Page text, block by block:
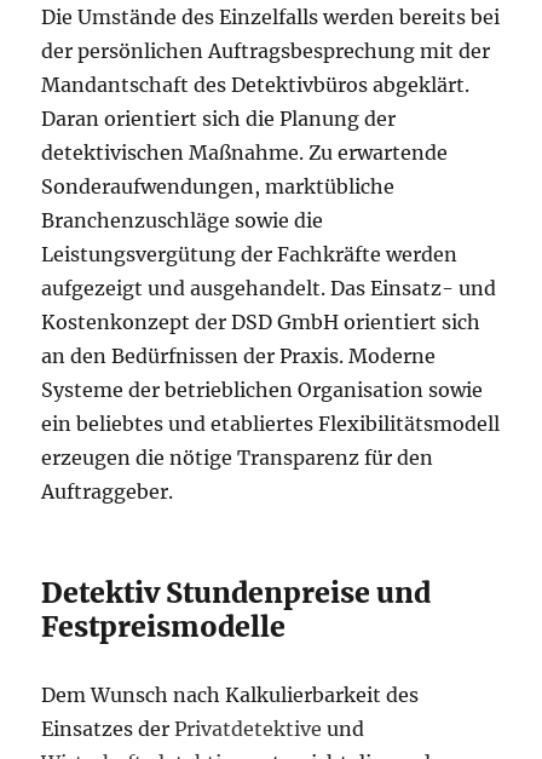
Die Umstände des Einzelfalls werden bereits bei
der persönlichen Auftragsbesprechung mit der
Mandantschaft des Detektivbüros abgeklärt.
Daran orientiert sich die Planung der
detektivischen Maßnahme. Zu erwartende
Sonderaufwendungen, marktübliche
Branchenzuschläge sowie die
Leistungsvergütung der Fachkräfte werden
aufgezeigt und ausgehandelt. Das Einsatz- und
Kostenkonzept der DSD GmbH orientiert sich
an den Bedürfnissen der Praxis. Moderne
Systeme der betrieblichen Organisation sowie
ein beliebtes und etabliertes Flexibilitätsmodell
erzeugen die nötige Transparenz für den
Auftraggeber.
Detektiv Stundenpreise und
Festpreismodelle
Dem Wunsch nach Kalkulierbarkeit des
Einsatzes derPrivatdetektive und